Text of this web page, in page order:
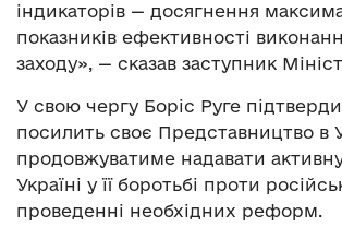
індикаторів — досягнення
показників ефективності
заходу», — сказав заступник
У свою чергу Боріс Руге
посилить своє Представництво в
продовжуватиме надавати
Україні у її боротьбі проти
проведенні необхідних реформ.